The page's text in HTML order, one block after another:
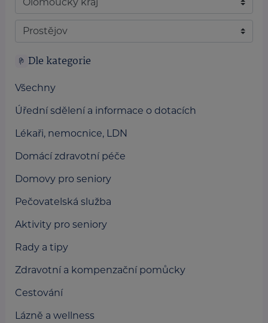
Dle kategorie
Všechny
Úřední sdělení a informace o dotacích
Lékaři, nemocnice, LDN
Domácí zdravotní péče
Domovy pro seniory
Pečovatelská služba
Aktivity pro seniory
Rady a tipy
Zdravotní a kompenzační pomůcky
Cestování
Lázně a wellness